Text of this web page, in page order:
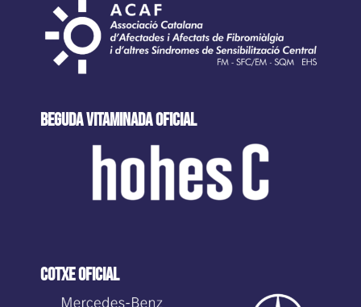
beguda VITAMINADA oficial
cotxe oficial